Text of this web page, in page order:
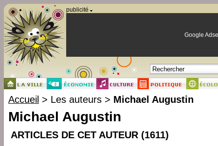
publicité
Google
Accueil > Les auteurs > Michael Augustin
Michael Augustin
ARTICLES DE CET AUTEUR (1611)
Panneau de gestion des cookies